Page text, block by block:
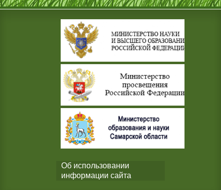
Об использовании
информации сайта